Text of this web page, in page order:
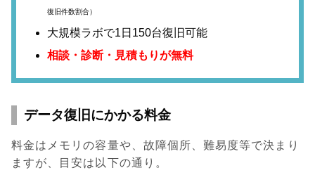
復旧件数割合）
大規模ラボで1日150台復旧可能
相談・診断・見積もりが無料
データ復旧にかかる料金
料金はメモリの容量や、故障個所、難易度等で決まり
ますが、目安は以下の通り。